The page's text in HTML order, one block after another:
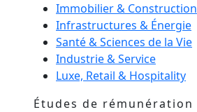
Immobilier & Construction
Infrastructures & Énergie
Santé & Sciences de la Vie
Industrie & Service
Luxe, Retail & Hospitality
Études de rémunération